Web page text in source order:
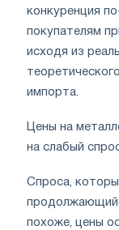
конкуренция
покупателям
исходя из
импорта.
Цены на
на слабый
Спроса,
похоже, цены